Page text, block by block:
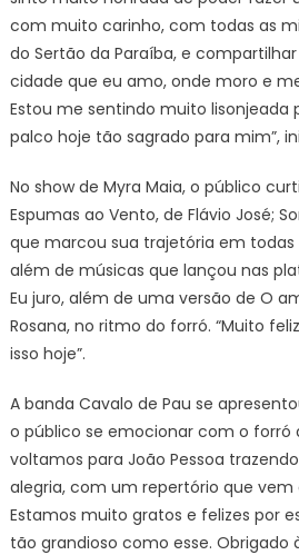
com muito carinho, com todas as
do Sertão da Paraíba, e
cidade que eu amo, onde moro e
Estou me sentindo muito lisonjeada
palco hoje tão sagrado para mim”,
No show de Myra Maia, o público
Espumas ao Vento, de Flávio José;
que marcou sua trajetória em
além de músicas que lançou nas
Eu juro, além de uma versão de O
Rosana, no ritmo do forró. “Muito
isso hoje”.
A banda Cavalo de Pau se
o público se emocionar com o forró
voltamos para João Pessoa
alegria, com um repertório que
Estamos muito gratos e felizes por
tão grandioso como esse. Obrigado